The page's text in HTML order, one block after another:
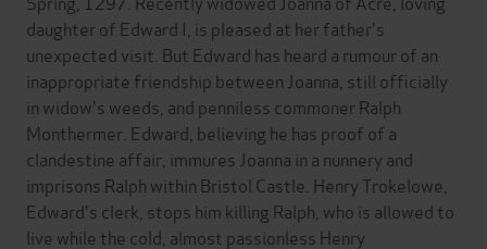
daughter of Edward I, is pleased at her father's
unexpected visit. But Edward has heard a rumour of an
inappropriate friendship between Joanna, still officially
in widow's weeds, and penniless commoner Ralph
Monthermer. Edward, believing he has proof of a
clandestine affair, immures Joanna in a nunnery and
imprisons Ralph within Bristol Castle. Henry Trokelowe,
Edward's clerk, stops him killing Ralph, who is allowed to
live while the cold, almost passionless Henry